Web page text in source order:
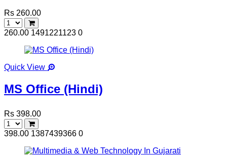
Rs 260.00
260.00 1491221123 0
Quick View
MS Office (Hindi)
Rs 398.00
398.00 1387439366 0